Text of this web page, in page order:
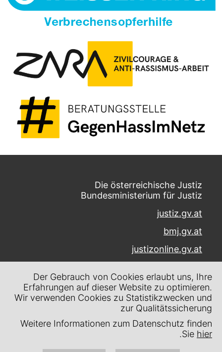
Die österreichische Justiz
Bundesministerium für Justiz
justiz.gv.at
bmj.gv.at
justizonline.gv.at
Museumstraße 7
1070 Wien
Kontakt
Impressum
Der Gebrauch von Cookies erlaubt uns, Ihre
Erfahrungen auf dieser Website zu optimieren.
Wir verwenden Cookies zu Statistikzwecken und
zur Qualitätssicherung
Weitere Informationen zum Datenschutz finden
Sie hier
.